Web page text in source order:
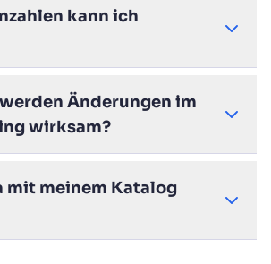
kann ich
Änderungen im
wirksam?
mit meinem Katalog